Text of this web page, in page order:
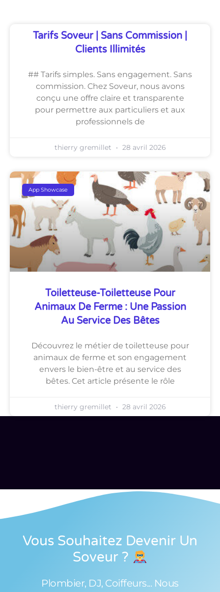
Tarifs Soveur | Sans Commission |
Clients Illimités
## Tarifs simples. Sans engagement. Sans
commission. Chez Soveur, nous avons
conçu une offre claire et transparente
pour permettre aux particuliers et aux
professionnels de
thierry gremillet 28 avril 2026
App Showcase
Toiletteuse-Toiletteuse Pour
Animaux De Ferme : Une Passion
Au Service Des Bêtes
Découvrez le métier de toiletteuse pour
animaux de ferme et son engagement
envers le bien-être et au service des
bêtes. Cet article présente le rôle
thierry gremillet 28 avril 2026
Vous Souhaitez Devenir Un
Soveur ?
Plombier, DJ, Coiffeurs... Nous